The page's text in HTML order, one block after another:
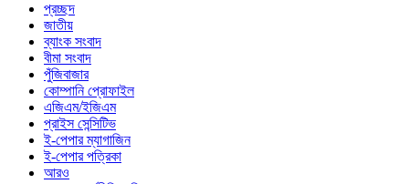
প্রচ্ছদ
জাতীয়
ব্যাংক সংবাদ
বীমা সংবাদ
পুঁজিবাজার
কোম্পানি প্রোফাইল
এজিএম/ইজিএম
প্রাইস সেন্সিটিভ
ই-পেপার ম্যাগাজিন
ই-পেপার পত্রিকা
আরও